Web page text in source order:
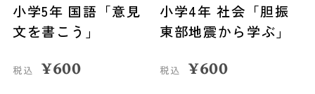
小学5年 国語「意見
文を書こう」
税込 ¥600
小学4年 社会「胆振
東部地震から学ぶ」
税込 ¥600